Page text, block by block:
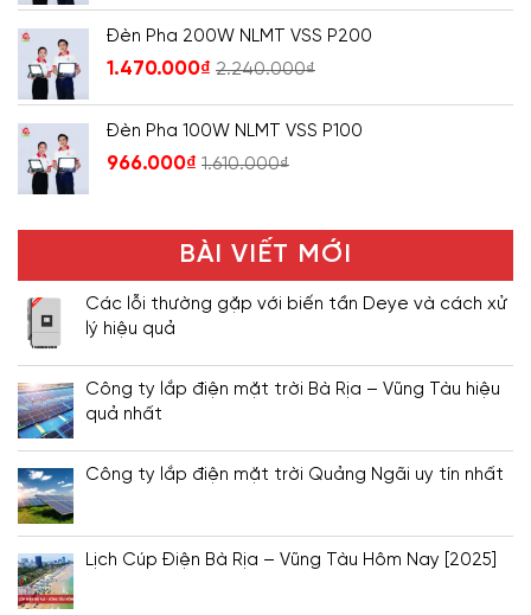
Đèn Pha 200W NLMT VSS P200
1.470.000₫ 2.240.000₫
Đèn Pha 100W NLMT VSS P100
966.000₫ 1.610.000₫
BÀI VIẾT MỚI
Các lỗi thường gặp với biến tần Deye và cách xử
lý hiệu quả
Công ty lắp điện mặt trời Bà Rịa – Vũng Tàu hiệu
quả nhất
Công ty lắp điện mặt trời Quảng Ngãi uy tín nhất
Lịch Cúp Điện Bà Rịa – Vũng Tàu Hôm Nay [2025]